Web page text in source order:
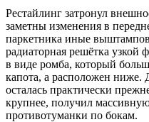
Рестайлинг затронул
заметны изменения в
паркетника иные
радиаторная решётка
в виде ромба, который
капота, а расположен ниже.
осталась практически
крупнее, получил
противотуманки по бокам.